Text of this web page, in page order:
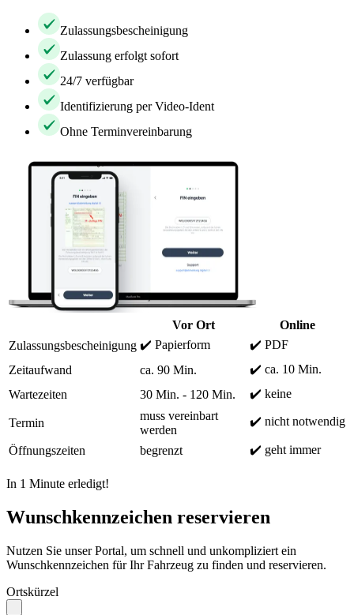
Zulassungsbescheinigung
Zulassung erfolgt sofort
24/7 verfügbar
Identifizierung per Video-Ident
Ohne Terminvereinbarung
Vor Ort
Online
Zulassungsbescheinigung ✔️ Papierform
✔️ PDF
Zeitaufwand
ca. 90 Min.
✔️ ca. 10 Min.
Wartezeiten
30 Min. - 120 Min. ✔️ keine
Termin
muss vereinbart
werden
✔️ nicht notwendig
Öffnungszeiten begrenzt ✔️ geht immer
In 1 Minute erledigt!
Wunschkennzeichen reservieren
Nutzen Sie unser Portal, um schnell und unkompliziert ein
Wunschkennzeichen für Ihr Fahrzeug zu finden und reservieren.
Ortskürzel